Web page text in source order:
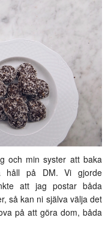
och min syster att baka
håll på DM. Vi gjorde
att jag postar båda
så kan ni själva välja det
på att göra dom, båda